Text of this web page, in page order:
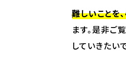
難しいことを
ます。是非ご
していきたい